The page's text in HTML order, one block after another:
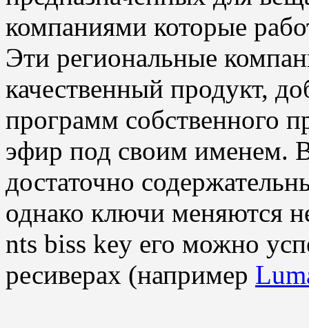
компаниями которые
Эти региональные
качественный продукт,
программ собственного
эфир под своим именем.
достаточно
однако ключи меняются
nts biss key его можно
ресиверах (например